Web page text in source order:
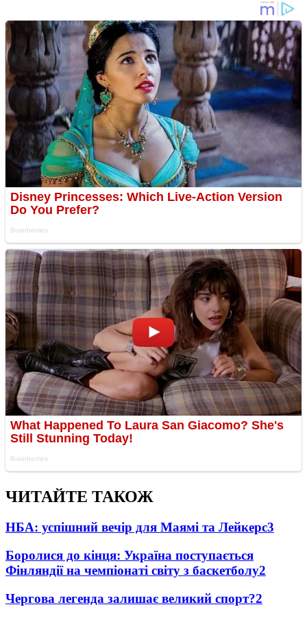
ЧИТАЙТЕ ТАКОЖ
НБА: успішний вечір для Маямі та Лейкерс3
Боролися до кінця: Україна поступається
Фінляндії на чемпіонаті світу з баскетболу2
Чергова легенда залишає великий спорт?2